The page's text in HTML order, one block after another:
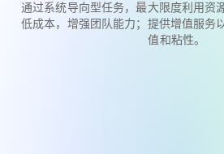
通过系统导向型任务，最大限度利用资
低成本，增强团队能力；提供增值服务
值和粘性。